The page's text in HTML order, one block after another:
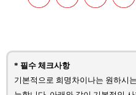
* 필수 체크사항
기본적으로 희명차이나는 원하시